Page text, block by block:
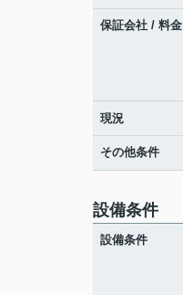
保証会社 / 料金
現況
その他条件
設備条件
設備条件